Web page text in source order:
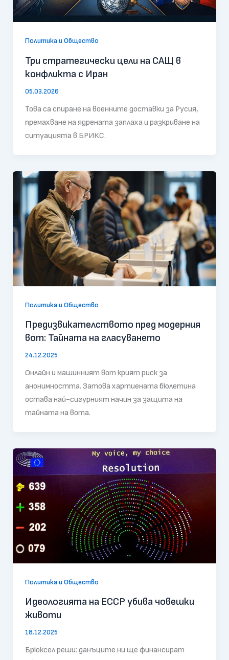
Политика и Общество
Три стратегически цели на САЩ в
конфликта с Иран
05.03.2026
Това са спиране на военните доставки за Русия,
премахване на ядрената заплаха и разкриване на
ситуацията в БРИКС.
Политика и Общество
Предизвикателството пред модерния
вот: Тайната на гласуването
24.12.2025
Онлайн и машинният вот крият риск за
анонимността. Затова хартиената бюлетина
остава най-сигурният начин за защита на
тайната на вота.
Политика и Общество
Идеологията на ЕССР убива човешки
животи
18.12.2025
Брюксел реши: данъците ни ще финансират